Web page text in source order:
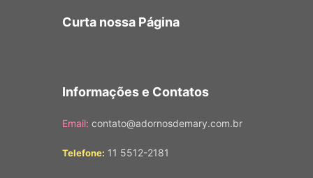
Curta nossa Página
Informações e Contatos
Email: contato@adornosdemary.com.br
Telefone: 11 5512-2181